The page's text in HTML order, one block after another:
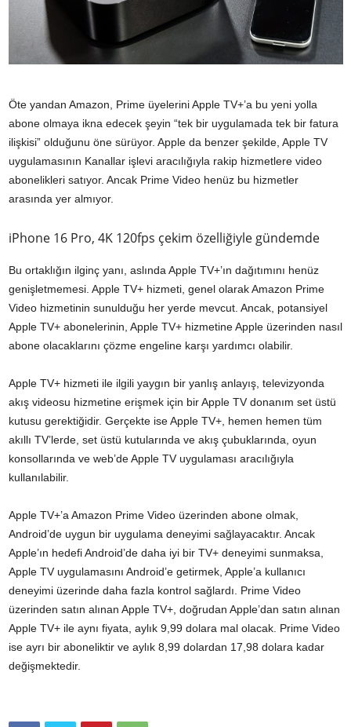
Öte yandan Amazon, Prime üyelerini Apple TV+’a bu yeni yolla
abone olmaya ikna edecek şeyin “tek bir uygulamada tek bir fatura
ilişkisi” olduğunu öne sürüyor. Apple da benzer şekilde, Apple TV
uygulamasının Kanallar işlevi aracılığıyla rakip hizmetlere video
abonelikleri satıyor. Ancak Prime Video henüz bu hizmetler
arasında yer almıyor.
iPhone 16 Pro, 4K 120fps çekim özelliğiyle gündemde
Bu ortaklığın ilginç yanı, aslında Apple TV+’ın dağıtımını henüz
genişletmemesi. Apple TV+ hizmeti, genel olarak Amazon Prime
Video hizmetinin sunulduğu her yerde mevcut. Ancak, potansiyel
Apple TV+ abonelerinin, Apple TV+ hizmetine Apple üzerinden nasıl
abone olacaklarını çözme engeline karşı yardımcı olabilir.
Apple TV+ hizmeti ile ilgili yaygın bir yanlış anlayış, televizyonda
akış videosu hizmetine erişmek için bir Apple TV donanım set üstü
kutusu gerektiğidir. Gerçekte ise Apple TV+, hemen hemen tüm
akıllı TV’lerde, set üstü kutularında ve akış çubuklarında, oyun
konsollarında ve web’de Apple TV uygulaması aracılığıyla
kullanılabilir.
Apple TV+’a Amazon Prime Video üzerinden abone olmak,
Android’de uygun bir uygulama deneyimi sağlayacaktır. Ancak
Apple’ın hedefi Android’de daha iyi bir TV+ deneyimi sunmaksa,
Apple TV uygulamasını Android’e getirmek, Apple’a kullanıcı
deneyimi üzerinde daha fazla kontrol sağlardı. Prime Video
üzerinden satın alınan Apple TV+, doğrudan Apple’dan satın alınan
Apple TV+ ile aynı fiyata, aylık 9,99 dolara mal olacak. Prime Video
ise ayrı bir aboneliktir ve aylık 8,99 dolardan 17,98 dolara kadar
değişmektedir.